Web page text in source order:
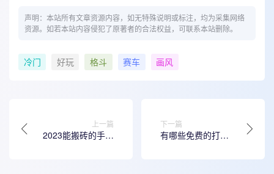
声明：本站所有文章资源内容，如无特殊说明或标注，均为采集网络
资源。如若本站内容侵犯了原著者的合法权益，可联系本站删除。
冷门 好玩 格斗 赛车 画风
上一篇
2023能搬砖的手游
下一篇
有哪些免费的打枪